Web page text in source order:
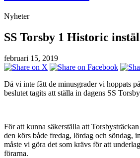
Nyheter
SS Torsby 1 Historic
februari 15, 2019
Då vi inte fått de minusgrader vi hoppats
beslutet tagits att ställa in dagens SS
För att kunna säkerställa att
den körs både fredag, lördag och söndag,
måste vi göra det som krävs för att
förarna.